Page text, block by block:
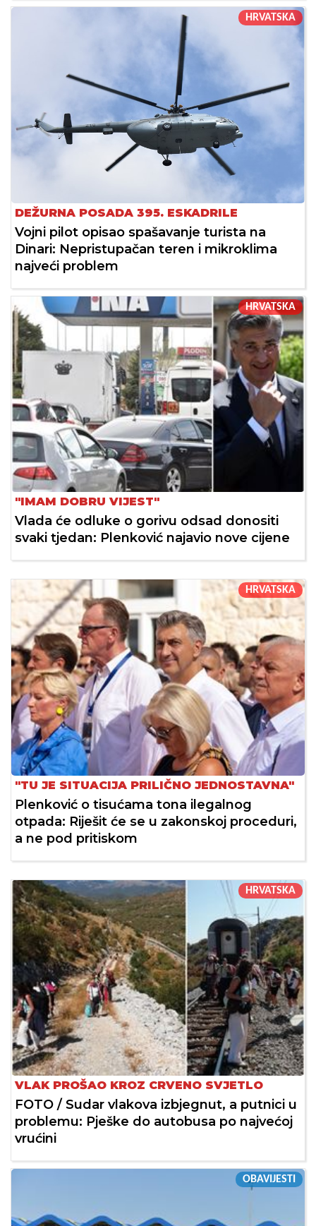
HRVATSKA
DEŽURNA POSADA 395. ESKADRILE
Vojni pilot opisao spašavanje turista na
Dinari: Nepristupačan teren i mikroklima
najveći problem
HRVATSKA
"IMAM DOBRU VIJEST"
Vlada će odluke o gorivu odsad donositi
svaki tjedan: Plenković najavio nove cijene
HRVATSKA
"TU JE SITUACIJA PRILIČNO JEDNOSTAVNA"
Plenković o tisućama tona ilegalnog
otpada: Riješit će se u zakonskoj proceduri,
a ne pod pritiskom
HRVATSKA
VLAK PROŠAO KROZ CRVENO SVJETLO
FOTO / Sudar vlakova izbjegnut, a putnici u
problemu: Pješke do autobusa po najvećoj
vrućini
OBAVIJESTI